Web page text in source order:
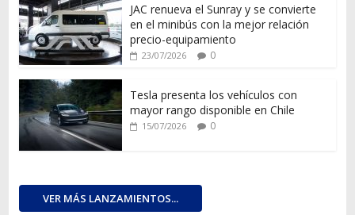
JAC renueva el Sunray y se convierte
en el minibús con la mejor relación
precio-equipamiento
23/07/2026 0
Tesla presenta los vehículos con
mayor rango disponible en Chile
15/07/2026 0
VER MÁS LANZAMIENTOS...